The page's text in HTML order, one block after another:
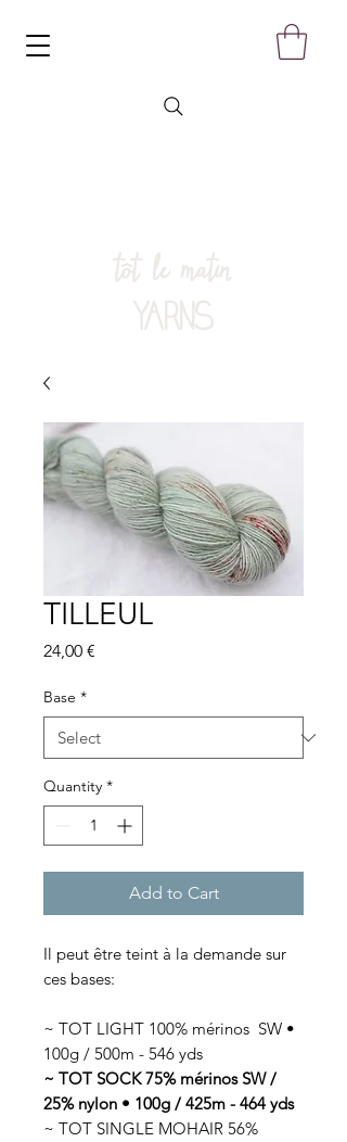
tôt le matin
YARNS
TILLEUL
24,00 €
Base *
Quantity *
Add to Cart
Il peut être teint à la demande sur
ces bases:
~ TOT LIGHT 100% mérinos SW •
100g / 500m - 546 yds
~ TOT SOCK 75% mérinos SW /
25% nylon • 100g / 425m - 464 yds
~ TOT SINGLE MOHAIR 56%